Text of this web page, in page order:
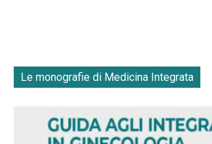
Le monografie di Medicina Integrata